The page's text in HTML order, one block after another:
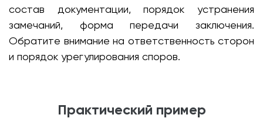
состав документации, порядок устранения
замечаний, форма передачи заключения.
Обратите внимание на ответственность сторон
и порядок урегулирования споров.
Практический пример